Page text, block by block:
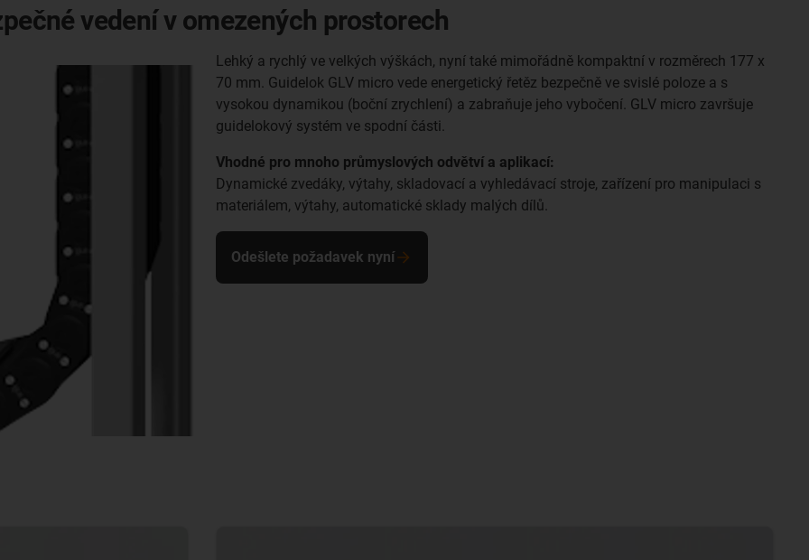
vedení v omezených prostorech
Lehký a rychlý ve velkých výškách, nyní také mimořádně kompaktní v rozměrech 177 x
70 mm. Guidelok GLV micro vede energetický řetěz bezpečně ve svislé poloze a s
vysokou dynamikou (boční zrychlení) a zabraňuje jeho vybočení. GLV micro završuje
guidelokový systém ve spodní části.
Vhodné pro mnoho průmyslových odvětví a aplikací:
Dynamické zvedáky, výtahy, skladovací a vyhledávací stroje, zařízení pro manipulaci s
materiálem, výtahy, automatické sklady malých dílů.
Odešlete požadavek nyní